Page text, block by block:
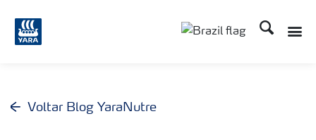
Busca
Voltar Blog YaraNutre